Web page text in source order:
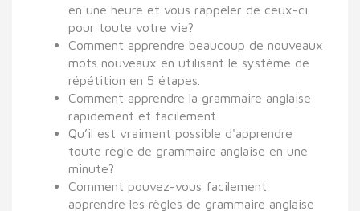
en une heure et vous rappeler de ceux-ci
pour toute votre vie?
Comment apprendre beaucoup de nouveaux
mots nouveaux en utilisant le système de
répétition en 5 étapes.
Comment apprendre la grammaire anglaise
rapidement et facilement.
Qu’il est vraiment possible d'apprendre
toute règle de grammaire anglaise en une
minute?
Comment pouvez-vous facilement
apprendre les règles de grammaire anglaise